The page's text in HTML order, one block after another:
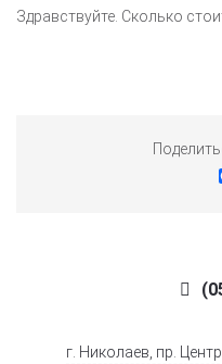
Здравствуйте. Сколько
г. Николаев, пр.